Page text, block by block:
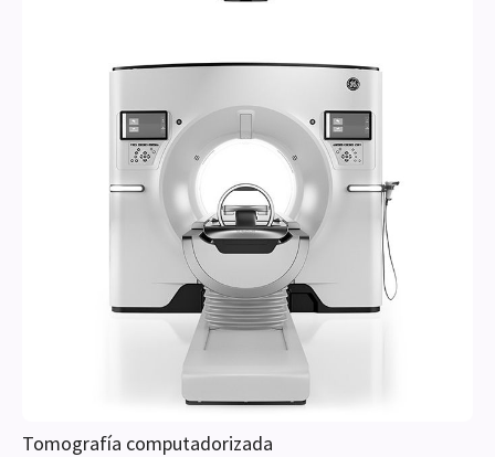
Tomografía computadorizada